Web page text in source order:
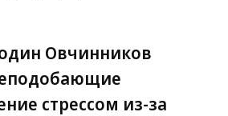
Овчинников
стрессом из-за